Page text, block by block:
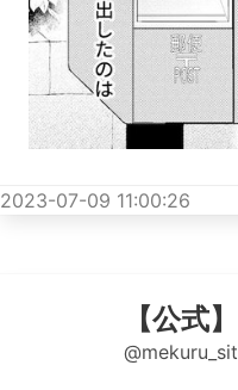
2023-07-09 11:00:26
【公式